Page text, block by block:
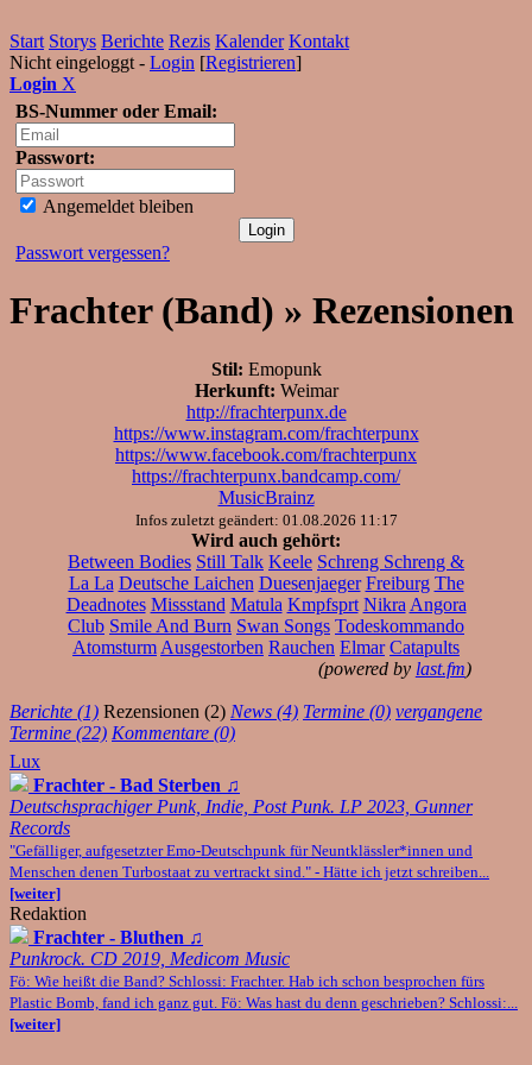
Start Storys Berichte Rezis Kalender Kontakt
Nicht eingeloggt - Login [Registrieren]
Login X
BS-Nummer oder Email:
Passwort:
Angemeldet bleiben
Passwort vergessen?
Frachter (Band) » Rezensionen
Stil: Emopunk
Herkunft: Weimar
http://frachterpunx.de
https://www.instagram.com/frachterpunx
https://www.facebook.com/frachterpunx
https://frachterpunx.bandcamp.com/
MusicBrainz
Infos zuletzt geändert: 01.08.2026 11:17
Wird auch gehört:
Between Bodies Still Talk Keele Schreng Schreng &
La La Deutsche Laichen Duesenjaeger Freiburg The
Deadnotes Missstand Matula Kmpfsprt Nikra Angora
Club Smile And Burn Swan Songs Todeskommando
Atomsturm Ausgestorben Rauchen Elmar Catapults
(powered by last.fm)
Berichte (1) Rezensionen (2) News (4) Termine (0) vergangene
Termine (22) Kommentare (0)
Lux
Frachter - Bad Sterben ♫
Deutschsprachiger Punk, Indie, Post Punk. LP 2023, Gunner
Records
"Gefälliger, aufgesetzter Emo-Deutschpunk für Neuntklässler*innen und
Menschen denen Turbostaat zu vertrackt sind." - Hätte ich jetzt schreiben...
[weiter]
Redaktion
Frachter - Bluthen ♫
Punkrock. CD 2019, Medicom Music
Fö: Wie heißt die Band? Schlossi: Frachter. Hab ich schon besprochen fürs
Plastic Bomb, fand ich ganz gut. Fö: Was hast du denn geschrieben? Schlossi:...
[weiter]